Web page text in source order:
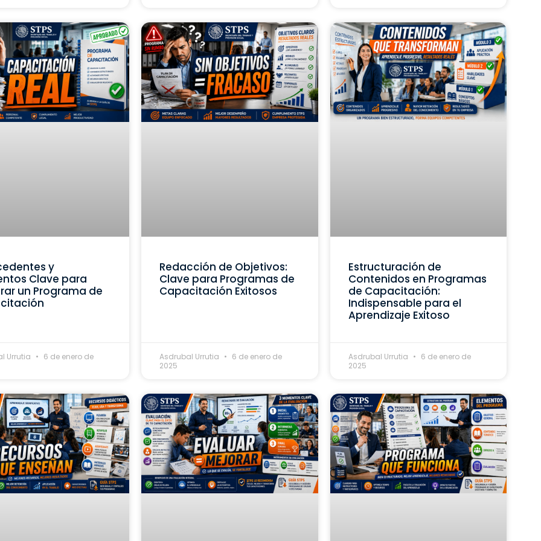
y
Clave para
un Programa de
Urrutia 6 de enero de
Redacción de Objetivos:
Clave para Programas de
Capacitación Exitosos
Asdrubal Urrutia
6 de enero de
2025
Estructuración de
Contenidos en Programas
de Capacitación:
Indispensable para el
Aprendizaje Exitoso
Asdrubal Urrutia
6 de enero de
2025